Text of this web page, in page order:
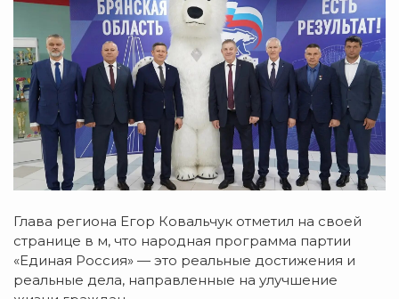
Глава региона Егор Ковальчук отметил на своей
странице в м, что народная программа партии
«Единая Россия» — это реальные достижения и
реальные дела, направленные на улучшение